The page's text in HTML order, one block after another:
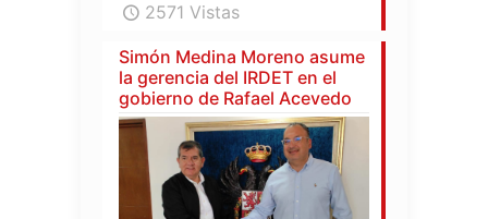
2571 Vistas
Simón Medina Moreno asume
la gerencia del IRDET en el
gobierno de Rafael Acevedo